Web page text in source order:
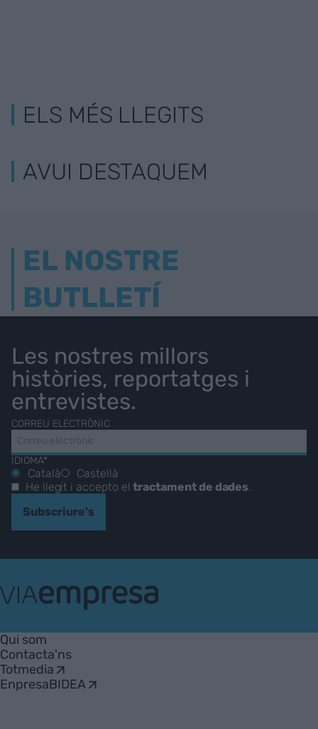
ELS MÉS LLEGITS
AVUI DESTAQUEM
EL NOSTRE
BUTLLETÍ
Les nostres millors
històries, reportatges i
entrevistes.
CORREU ELECTRÒNIC
IDIOMA*
Català
Castellà
He llegit i accepto eltractament de dades.
Subscriure's
Empresa
Qui som
Contacta'ns
Totmedia
EnpresaBIDEA